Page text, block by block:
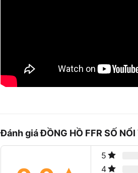
Đánh giá ĐỒNG HỒ FFR SỐ
5
4